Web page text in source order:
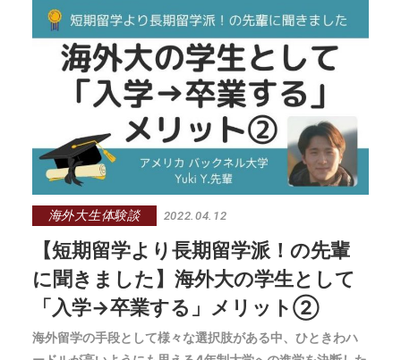
海外大生体験談 2022.04.12
【短期留学より長期留学派！の先輩
に聞きました】海外大の学生として
「入学→卒業する」メリット②
海外留学の手段として様々な選択肢がある中、ひときわハ